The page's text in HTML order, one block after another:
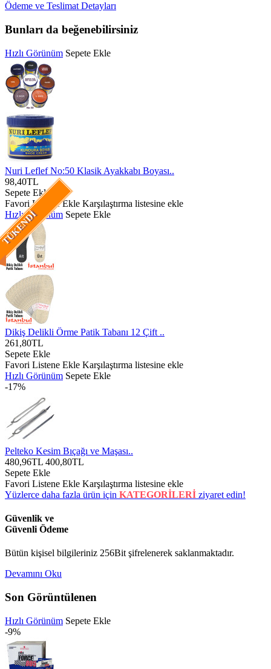
Ödeme ve Teslimat Detayları
Bunları da beğenebilirsiniz
Hızlı Görünüm Sepete Ekle
Nuri Leflef No:50 Klasik Ayakkabı Boyası..
98,40TL
Sepete Ekle
Favori Listene Ekle Karşılaştırma listesine ekle
TÜKENDI
Hızlı Görünüm Sepete Ekle
Dikiş Delikli Örme Patik Tabanı 12 Çift ..
261,80TL
Sepete Ekle
Favori Listene Ekle Karşılaştırma listesine ekle
Hızlı Görünüm Sepete Ekle
-17%
Pelteko Kesim Bıçağı ve Maşası..
480,96TL 400,80TL
Sepete Ekle
Favori Listene Ekle Karşılaştırma listesine ekle
Yüzlerce daha fazla ürün için KATEGORİLERİ ziyaret edin!
Güvenlik ve
Güvenli Ödeme
Bütün kişisel bilgileriniz 256Bit şifrelenerek saklanmaktadır.
Devamını Oku
Son Görüntülenen
Hızlı Görünüm Sepete Ekle
-9%